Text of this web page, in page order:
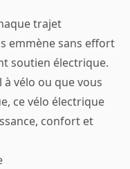
trajet
emmène sans effort
soutien électrique.
vélo ou que vous
ce vélo électrique
confort et